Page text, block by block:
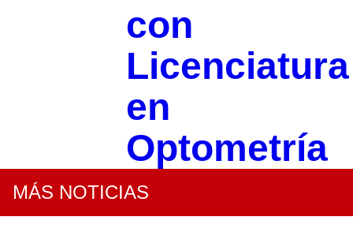
con
Licenciatura
en
Optometría
MÁS NOTICIAS